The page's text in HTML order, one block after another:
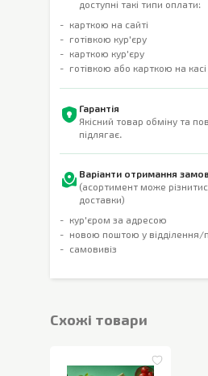
доступні такі типи оплати:
карткою на сайті
готівкою кур'єру
карткою кур'єру
готівкою або карткою на
Гарантія
Якісний товар обміну та
підлягає.
Варіанти отримання
(асортимент може
доставки)
кур'єром за адресою
новою поштою у
самовивіз
Cхожі товари